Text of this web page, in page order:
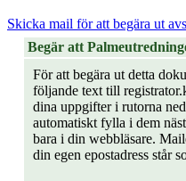
Skicka mail för att begära ut
Begär att
För att begära ut detta
följande text till
dina uppgifter i rutorna
automatiskt fylla i dem
bara i din webbläsare.
din egen epostadress står